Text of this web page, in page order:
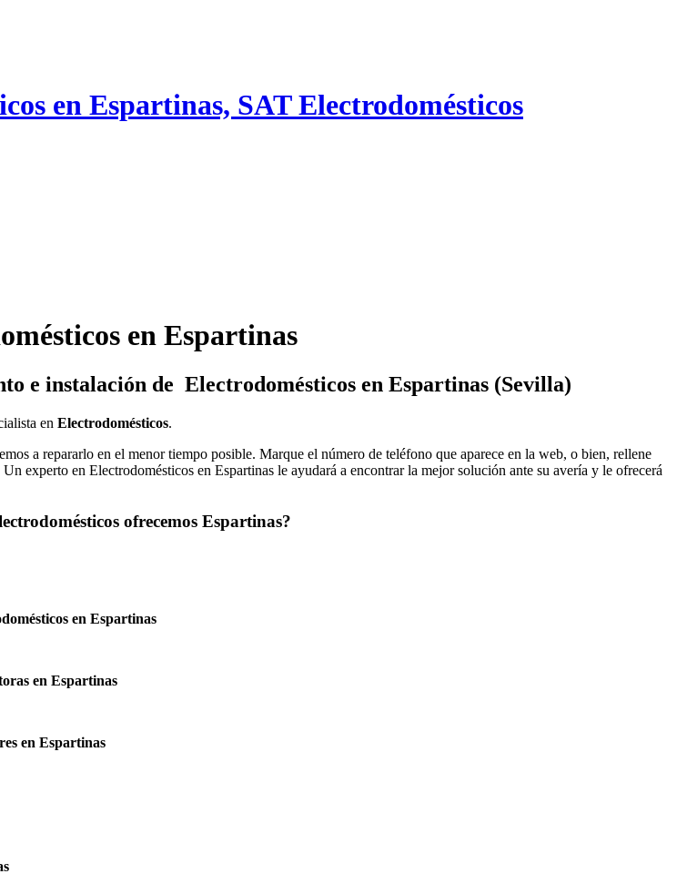
en Espartinas, SAT Electrodomésticos
en Espartinas
e instalación de Electrodomésticos en Espartinas (Sevilla)
en Electrodomésticos.
a repararlo en el menor tiempo posible. Marque el número de teléfono que aparece en la web, o bien, rellene
experto en Electrodomésticos en Espartinas le ayudará a encontrar la mejor solución ante su avería y le ofrecerá
ofrecemos Espartinas?
en Espartinas
en Espartinas
en Espartinas